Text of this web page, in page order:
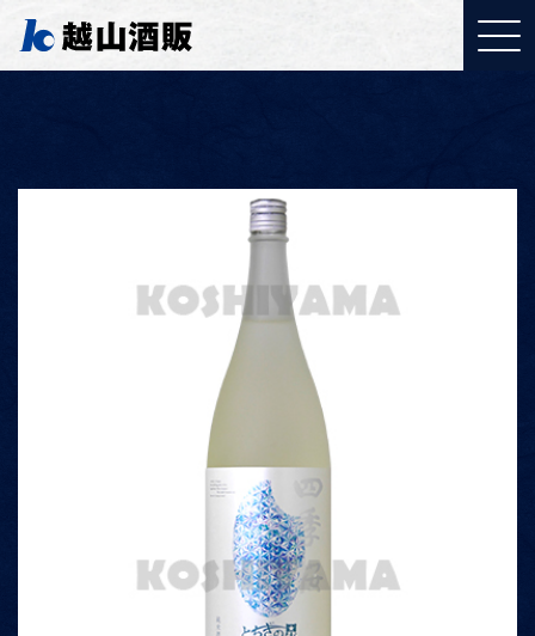
YouTubeご覧ください
「取り組みについて」
J:COMで特集されまし